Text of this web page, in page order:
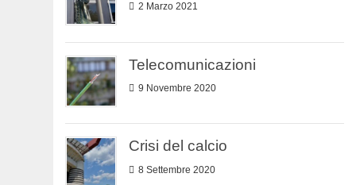
2 Marzo 2021
Telecomunicazioni
9 Novembre 2020
Crisi del calcio
8 Settembre 2020